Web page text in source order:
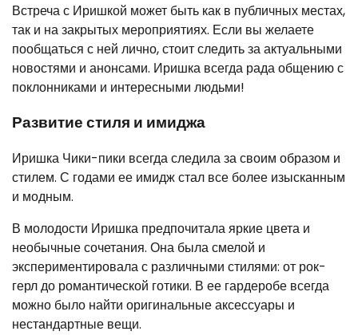
Встреча с Иришкой может быть как в публичных местах,
так и на закрытых мероприятиях. Если вы желаете
пообщаться с ней лично, стоит следить за актуальными
новостями и анонсами. Иришка всегда рада общению с
поклонниками и интересными людьми!
Развитие стиля и имиджа
Иришка Чики-пики всегда следила за своим образом и
стилем. С годами ее имидж стал все более изысканным
и модным.
В молодости Иришка предпочитала яркие цвета и
необычные сочетания. Она была смелой и
экспериментировала с различными стилями: от рок-
герл до романтической готики. В ее гардеробе всегда
можно было найти оригинальные аксессуары и
нестандартные вещи.